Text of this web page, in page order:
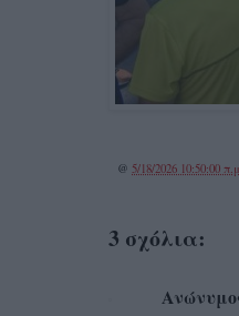
@ 5/18/2026 10:50:00
3 σχόλια: